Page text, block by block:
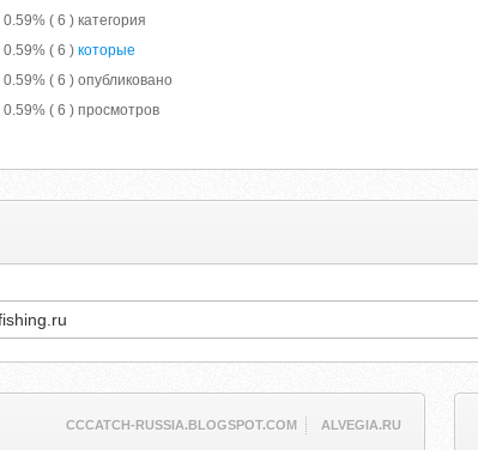
0.59% ( 6 ) категория
0.59% ( 6 )которые
0.59% ( 6 ) опубликовано
0.59% ( 6 ) просмотров
CCCATCH-RUSSIA.BLOGSPOT.COM ALVEGIA.RU